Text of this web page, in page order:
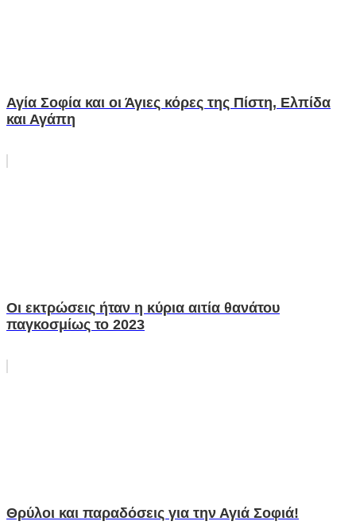
Αγία Σοφία και οι Άγιες κόρες της Πίστη, Ελπίδα
και Αγάπη
Οι εκτρώσεις ήταν η κύρια αιτία θανάτου
παγκοσμίως το 2023
Θρύλοι και παραδόσεις για την Αγιά Σοφιά!